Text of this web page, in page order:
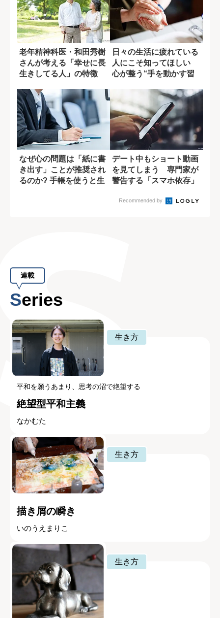
老年精神科医・和田秀樹
さんが考える「幸せに長
生きしてる人」の特徴
日々の生活に疲れている
人にこそ知ってほしい
心が整う“手を動かす習
なぜ心の問題は「紙に書
き出す」ことが推奨され
るのか? 手帳を使うと生
デート中もショート動画
を見てしまう 専門家が
警告する「スマホ依存」
Recommended by
連載
Series
生き方
平和を願うあまり、思考の沼で絶望する
絶望型平和主義
なかむた
生き方
描き屑の瞬き
いのうえまりこ
生き方